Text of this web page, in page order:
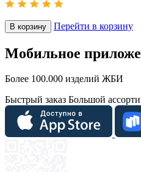
В корзину Перейти в корзину
Мобильное
Более 100.000 изделий ЖБИ
Быстрый заказ Большой